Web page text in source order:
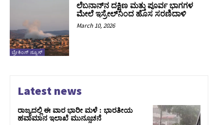
ಬ್ರೇಕಿಂಗ್ ನ್ಯೂಸ್
ಲೆಬನಾನ್‌ನ ದಕ್ಷಿಣ ಮತ್ತು ಪೂರ್ವ ಭಾಗಗಳ
ಮೇಲೆ ಇಸ್ರೇಲ್‌ನಿಂದ ಹೊಸ ಸರಣಿದಾಳಿ
March 10, 2026
Latest news
ರಾಜ್ಯದಲ್ಲಿ ಈ ವಾರ ಭಾರೀ ಮಳೆ : ಭಾರತೀಯ
ಹವಾಮಾನ ಇಲಾಖೆ ಮುನ್ಸೂಚನೆ